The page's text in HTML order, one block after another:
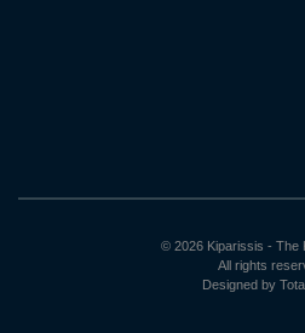
© 2026 Kiparissis - The
All rights
Designed by